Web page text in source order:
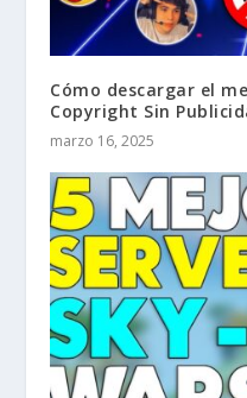
Cómo descargar el
Copyright Sin
marzo 16, 2025